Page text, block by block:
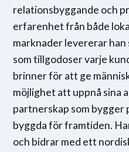
relationsbyggande och
erfarenhet från både
marknader levererar
som tillgodoser varje
brinner för att ge
möjlighet att uppnå sina
partnerskap som bygger
byggda för framtiden.
och bidrar med ett